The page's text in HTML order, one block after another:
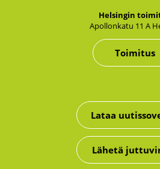
Hel­sin­gin
Apol­lon­ka­tu 11 A
Toimitus
Lataa
Lähetä